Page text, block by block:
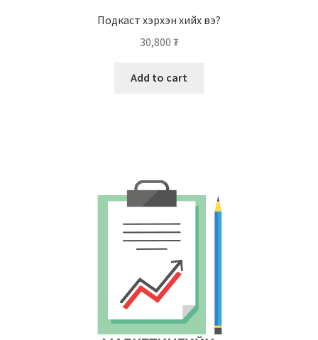
Подкаст хэрхэн хийх вэ?
30,800 ₮
Add to cart